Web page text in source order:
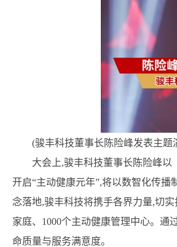
(骏丰科技董事长陈险峰发表主题
大会上,骏丰科技董事长陈险峰以
开启“主动健康元年”,将以数智化传
念落地,骏丰科技将携手各界力量,切
家庭、1000个主动健康管理中心。通
命质量与服务满意度。